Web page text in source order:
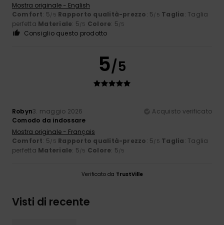
Mostra originale - English
Comfort: 5/5 Rapporto qualità-prezzo: 5/5 Taglia: Taglia
perfetta Materiale: 5/5 Colore: 5/5
Consiglio questo prodotto
5/5
Robyn3. maggio 2026
Acquisto verificato
Comodo da indossare
Mostra originale - Français
Comfort: 5/5 Rapporto qualità-prezzo: 5/5 Taglia: Taglia
perfetta Materiale: 5/5 Colore: 5/5
Verificato da TrustVille
Visti di recente